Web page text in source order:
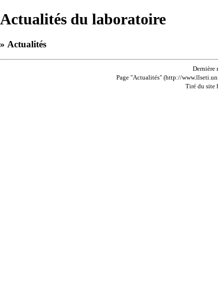
Actualités du laboratoire
» Actualités
Dernière
Page "Actualités" (http://
Tiré du site